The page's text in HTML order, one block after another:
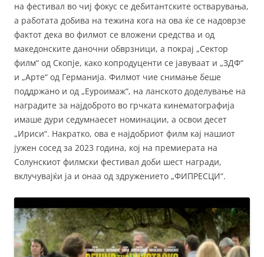
o
k
er
на фестивал во чиј фокус се дебитантските остварувања,
а работата добива на тежина кога на ова ќе се надоврзе
фактот дека во филмот се вложени средства и од
македонските даночни обврзници, а покрај „Сектор
филм“ од Скопје, како копродуценти се јавуваат и „ЗДФ“
и „Арте“ од Германија. Филмот чие снимање беше
поддржано и од „Еуроимаж“, на ланското доделување на
наградите за најдоброто во грчката кинематографија
имаше дури седумнаесет номинации, а освои десет
„Ириси“. Накратко, ова е најдобриот филм кај нашиот
јужен сосед за 2023 година, кој на премиерата на
Солунскиот филмски фестивал доби шест награди,
вклучувајќи ја и онаа од здружението „ФИПРЕСЦИ“.